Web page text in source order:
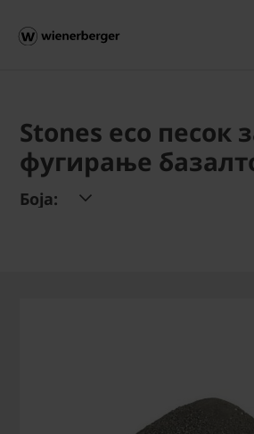
Stones eco песок
фугирање
Боја: